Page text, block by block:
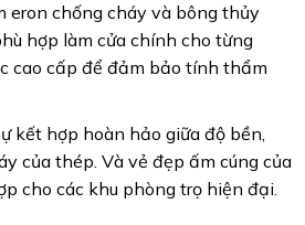
eron chống cháy và bông thủy
hợp làm cửa chính cho từng
cao cấp để đảm bảo tính thẩm
kết hợp hoàn hảo giữa độ bền,
của thép. Và vẻ đẹp ấm cúng của
cho các khu phòng trọ hiện đại.